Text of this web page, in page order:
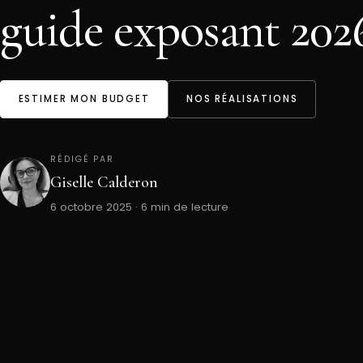
guide exposant
ESTIMER MON BUDGET NOS RÉALISATIONS
RÉDIGÉ PAR
Giselle Calderon
6 octobre 2025 · 6 min de lecture